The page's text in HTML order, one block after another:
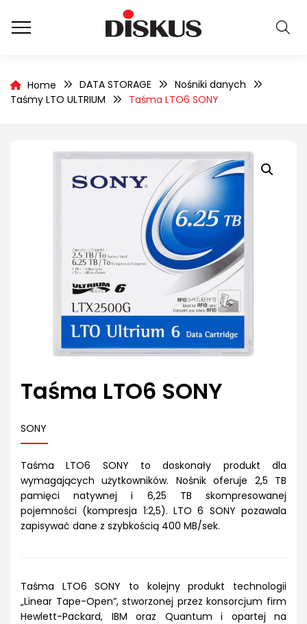
Home DATA STORAGE
Nośniki danych
Taśmy LTO ULTRIUM
Taśma LTO6 SONY
Taśma LTO6 SONY
SONY
Taśma LTO6 SONY to doskonały produkt dla
wymagających użytkowników. Nośnik oferuje 2,5 TB
pamięci natywnej i 6,25 TB skompresowanej
pojemności (kompresja 1:2,5). LTO 6 SONY pozawala
zapisywać dane z szybkością 400 MB/sek.
Taśma LTO6 SONY to kolejny produkt technologii
„Linear Tape-Open”, stworzonej przez konsorcjum firm
Hewlett-Packard, IBM oraz Quantum i opartej na